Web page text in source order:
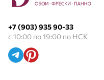
+7 (903) 935 90-33
с 10:00 по 19:00 по НСК